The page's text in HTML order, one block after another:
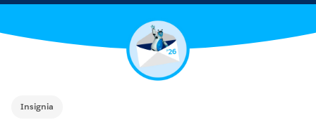
Insignia